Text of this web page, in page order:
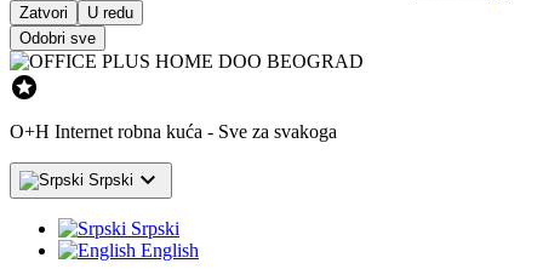
Zatvori
U redu
Odobri sve

O+H Internet robna kuća - Sve za svakoga
Srpski 
Srpski
English